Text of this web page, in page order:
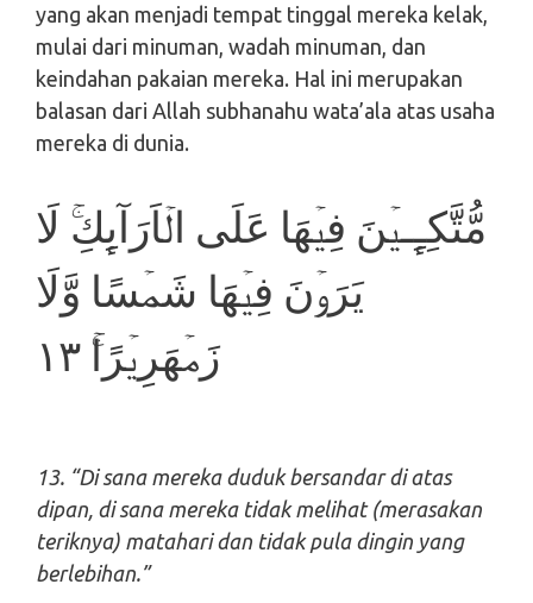
yang akan menjadi tempat tinggal mereka kelak,
mulai dari minuman, wadah minuman, dan
keindahan pakaian mereka. Hal ini merupakan
balasan dari Allah subhanahu wata’ala atas usaha
mereka di dunia.
مُّتَّكِـِٕـيۡنَ فِيۡهَا عَلَى الۡاَرَآٮِٕكِ​ۚ لَا
يَرَوۡنَ فِيۡهَا شَمۡسًا وَّلَا
زَمۡهَرِيۡرًا​ۚ‏ ١٣
13. “Di sana mereka duduk bersandar di atas
dipan, di sana mereka tidak melihat (merasakan
teriknya) matahari dan tidak pula dingin yang
berlebihan.”